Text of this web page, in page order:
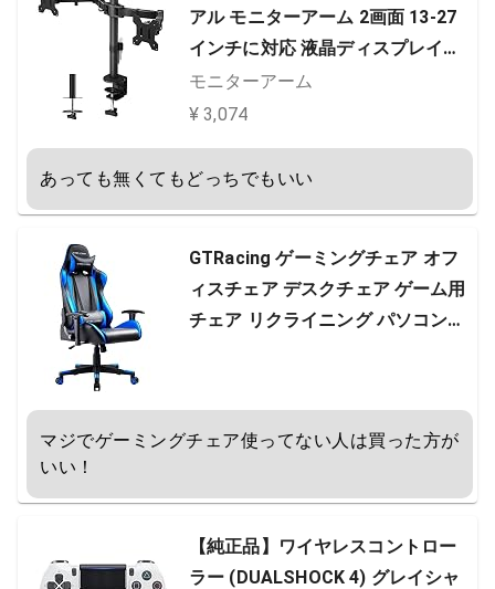
アル モニターアーム 2画面 13-27
インチに対応 液晶ディスプレイア
ームVESA:75x75mmまた100x100
mm フルモーション調整 モニター
＆クランプ式 耐荷重10Kg（各アー
モニターアーム
¥ 3,074
あっても無くてもどっちでもいい
GTRacing ゲーミングチェア オフ
ィスチェア デスクチェア ゲーム用
チェア リクライニング パソコンチ
整機能 PUレザー ブルー (GT002-B
ULE)
マジでゲーミングチェア使ってない人は買った方が
いい！
【純正品】ワイヤレスコントロー
ラー (DUALSHOCK 4) グレイシャ